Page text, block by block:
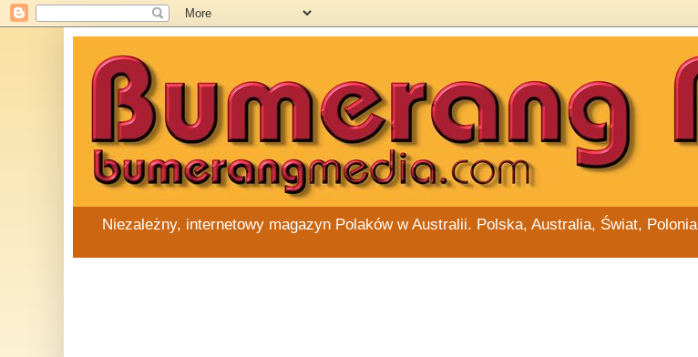
Niezależny, internetowy magazyn Polaków w Australii. Polska, Australia, Świat, Polonia